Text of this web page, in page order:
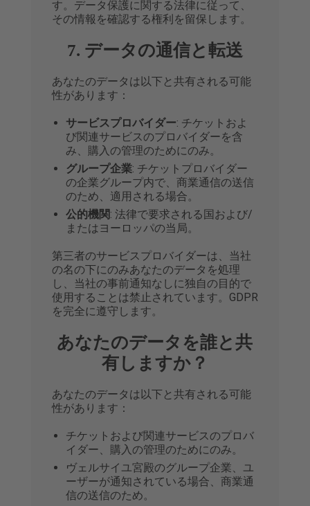
す。データ保護に関する法律に従って、
その情報を確認する権利を留保します。
7. データの通信と転送
あなたのデータは以下と共有される可能
性があります：
サービスプロバイダー: チケットおよ
び関連サービスのプロバイダーを含
み、購入の管理のためにのみ。
グループ企業: チケットプロバイダー
の企業グループ内で、商業通信の送信
のため、適用される場合。
公的機関: 法律で要求される国および/
またはヨーロッパの当局。
第三者のサービスプロバイダーは、当社
の名の下にのみあなたのデータを処理
し、当社の事前通知なしに独自の目的で
使用することは禁止されています。GDPR
を完全に遵守します。
あなたのデータを誰と共
有しますか？
あなたのデータは以下と共有される可能
性があります：
チケットおよび関連サービスのプロバ
イダー、購入の管理のためにのみ。
ヴェルサイユ宮殿のグループ企業、ユ
ーザーが通知されている場合、商業通
信の送信のため。